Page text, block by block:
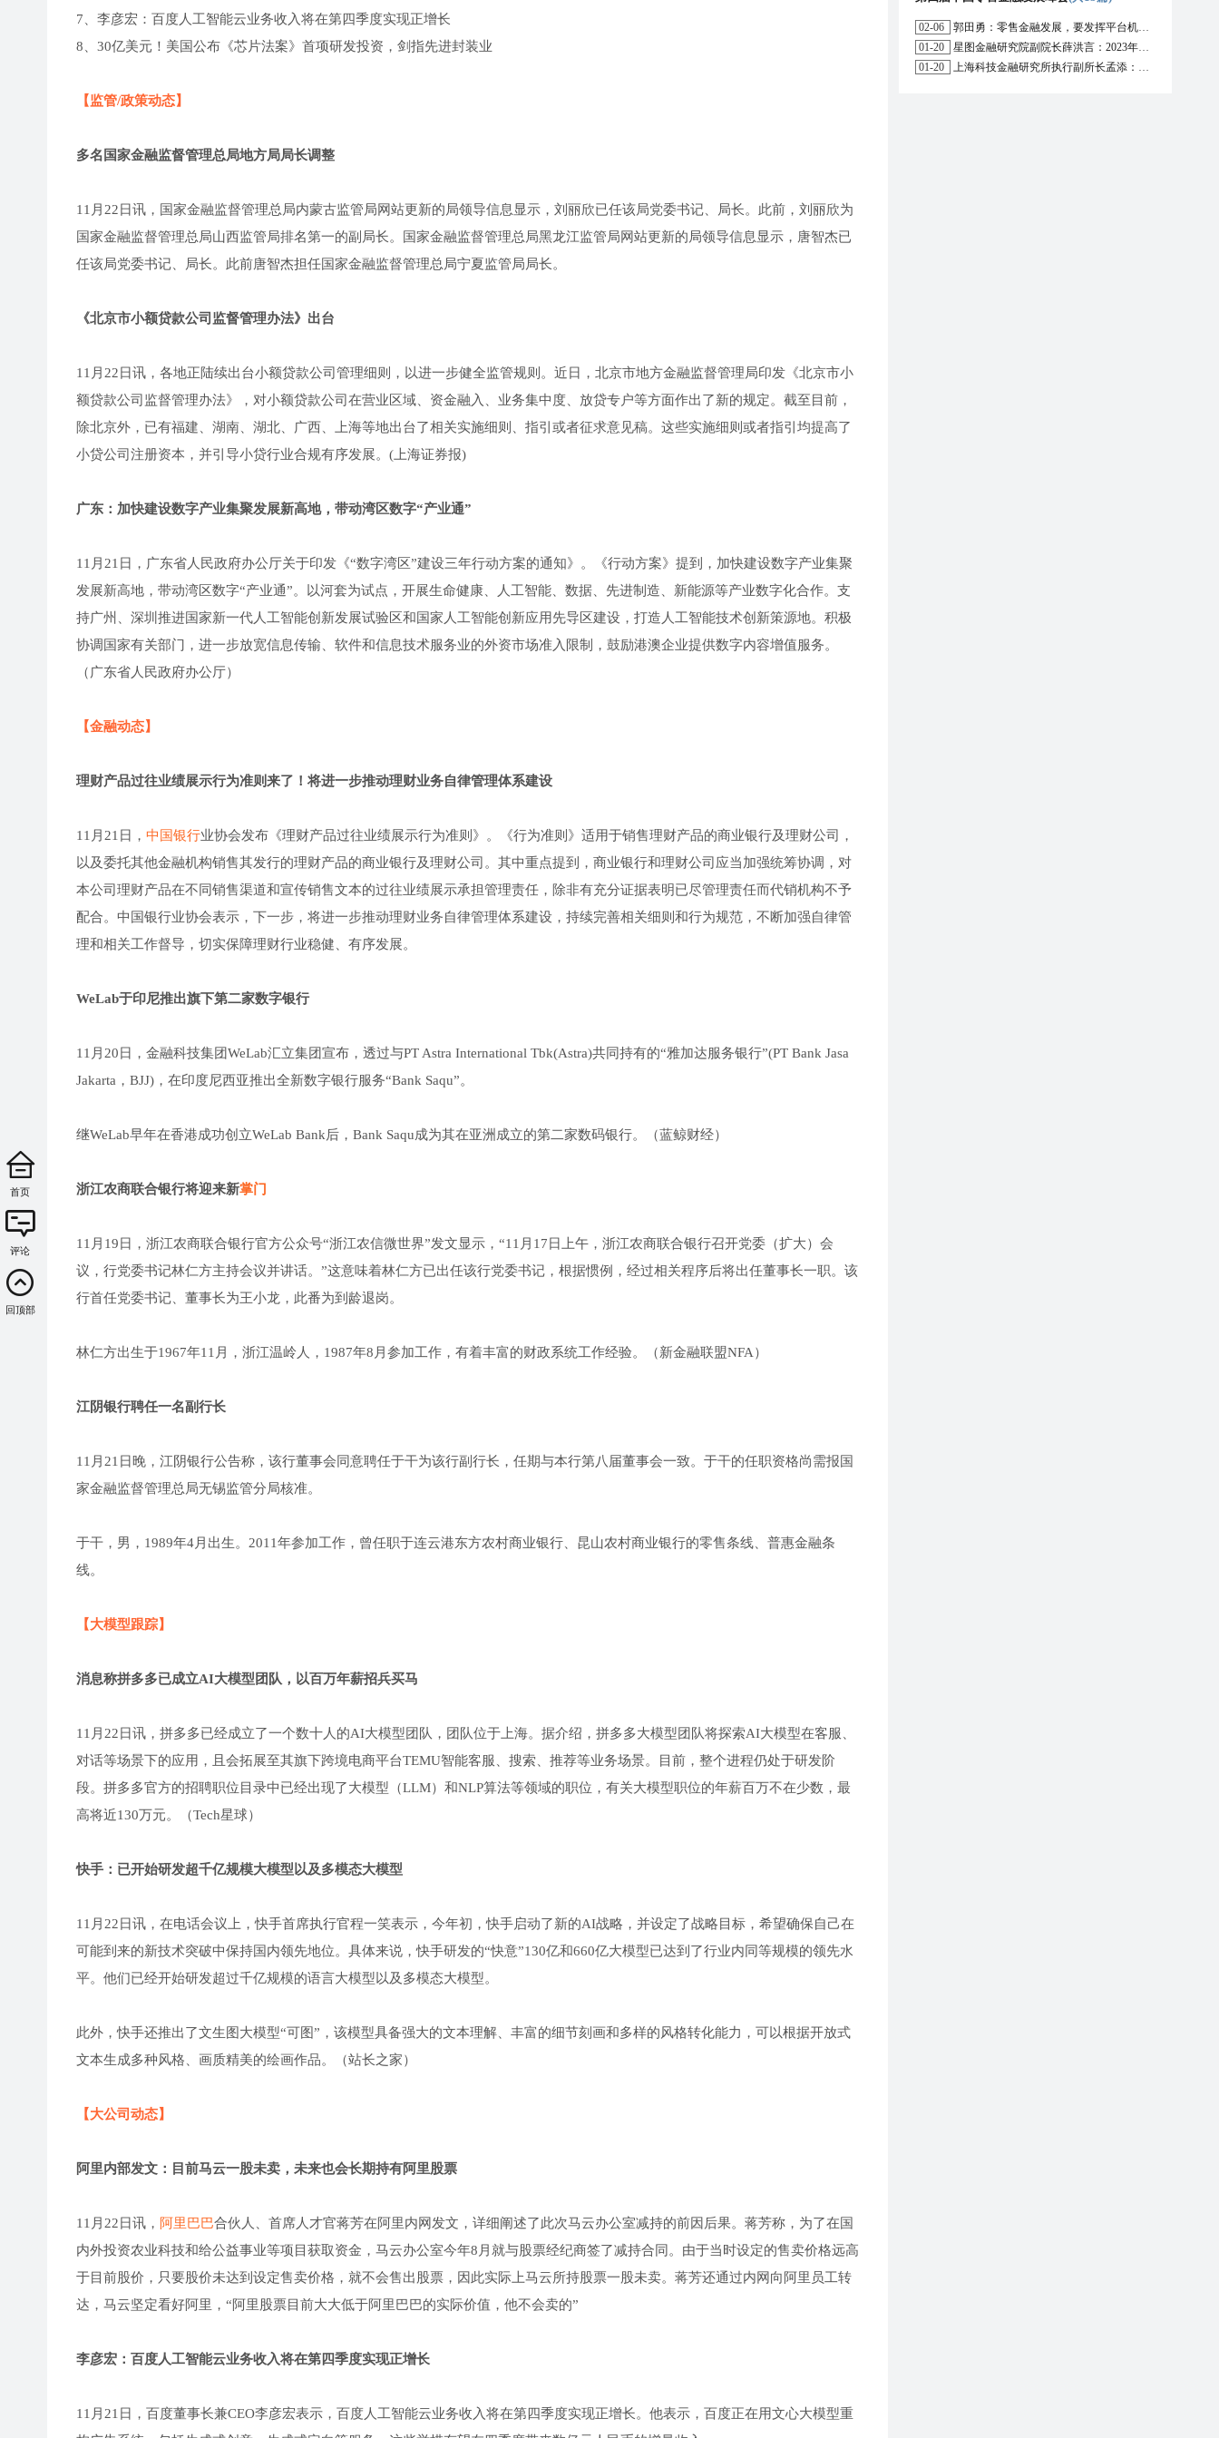
7、李彦宏：百度人工智能云业务收入将在第四季度实现正增长
8、30亿美元！美国公布《芯片法案》首项研发投资，剑指先进封装业
【监管/政策动态】
多名国家金融监督管理总局地方局局长调整
11月22日讯，国家金融监督管理总局内蒙古监管局网站更新的局领导信息显示，刘丽欣已任该局党委书记、局长。此前，刘丽欣为
国家金融监督管理总局山西监管局排名第一的副局长。国家金融监督管理总局黑龙江监管局网站更新的局领导信息显示，唐智杰已
任该局党委书记、局长。此前唐智杰担任国家金融监督管理总局宁夏监管局局长。
《北京市小额贷款公司监督管理办法》出台
11月22日讯，各地正陆续出台小额贷款公司管理细则，以进一步健全监管规则。近日，北京市地方金融监督管理局印发《北京市小
额贷款公司监督管理办法》，对小额贷款公司在营业区域、资金融入、业务集中度、放贷专户等方面作出了新的规定。截至目前，
除北京外，已有福建、湖南、湖北、广西、上海等地出台了相关实施细则、指引或者征求意见稿。这些实施细则或者指引均提高了
小贷公司注册资本，并引导小贷行业合规有序发展。(上海证券报)
广东：加快建设数字产业集聚发展新高地，带动湾区数字“产业通”
11月21日，广东省人民政府办公厅关于印发《“数字湾区”建设三年行动方案的通知》。《行动方案》提到，加快建设数字产业集聚
发展新高地，带动湾区数字“产业通”。以河套为试点，开展生命健康、人工智能、数据、先进制造、新能源等产业数字化合作。支
持广州、深圳推进国家新一代人工智能创新发展试验区和国家人工智能创新应用先导区建设，打造人工智能技术创新策源地。积极
协调国家有关部门，进一步放宽信息传输、软件和信息技术服务业的外资市场准入限制，鼓励港澳企业提供数字内容增值服务。
（广东省人民政府办公厅）
【金融动态】
理财产品过往业绩展示行为准则来了！将进一步推动理财业务自律管理体系建设
11月21日， 中国银行业协会发布《理财产品过往业绩展示行为准则》。《行为准则》适用于销售理财产品的商业银行及理财公司，
以及委托其他金融机构销售其发行的理财产品的商业银行及理财公司。其中重点提到，商业银行和理财公司应当加强统筹协调，对
本公司理财产品在不同销售渠道和宣传销售文本的过往业绩展示承担管理责任，除非有充分证据表明已尽管理责任而代销机构不予
配合。中国银行业协会表示，下一步，将进一步推动理财业务自律管理体系建设，持续完善相关细则和行为规范，不断加强自律管
理和相关工作督导，切实保障理财行业稳健、有序发展。
WeLab于印尼推出旗下第二家数字银行
11月20日，金融科技集团WeLab汇立集团宣布，透过与PT Astra International Tbk(Astra)共同持有的“雅加达服务银行”(PT Bank Jasa
Jakarta，BJJ)，在印度尼西亚推出全新数字银行服务“Bank Saqu”。
继WeLab早年在香港成功创立WeLab Bank后，Bank Saqu成为其在亚洲成立的第二家数码银行。（蓝鲸财经）
浙江农商联合银行将迎来新掌门
11月19日，浙江农商联合银行官方公众号“浙江农信微世界”发文显示，“11月17日上午，浙江农商联合银行召开党委（扩大）会
议，行党委书记林仁方主持会议并讲话。”这意味着林仁方已出任该行党委书记，根据惯例，经过相关程序后将出任董事长一职。该
行首任党委书记、董事长为王小龙，此番为到龄退岗。
林仁方出生于1967年11月，浙江温岭人，1987年8月参加工作，有着丰富的财政系统工作经验。（新金融联盟NFA）
江阴银行聘任一名副行长
11月21日晚，江阴银行公告称，该行董事会同意聘任于干为该行副行长，任期与本行第八届董事会一致。于干的任职资格尚需报国
家金融监督管理总局无锡监管分局核准。
于干，男，1989年4月出生。2011年参加工作，曾任职于连云港东方农村商业银行、昆山农村商业银行的零售条线、普惠金融条
线。
【大模型跟踪】
消息称拼多多已成立AI大模型团队，以百万年薪招兵买马
11月22日讯，拼多多已经成立了一个数十人的AI大模型团队，团队位于上海。据介绍，拼多多大模型团队将探索AI大模型在客服、
对话等场景下的应用，且会拓展至其旗下跨境电商平台TEMU智能客服、搜索、推荐等业务场景。目前，整个进程仍处于研发阶
段。拼多多官方的招聘职位目录中已经出现了大模型（LLM）和NLP算法等领域的职位，有关大模型职位的年薪百万不在少数，最
高将近130万元。（Tech星球）
快手：已开始研发超千亿规模大模型以及多模态大模型
11月22日讯，在电话会议上，快手首席执行官程一笑表示，今年初，快手启动了新的AI战略，并设定了战略目标，希望确保自己在
可能到来的新技术突破中保持国内领先地位。具体来说，快手研发的“快意”130亿和660亿大模型已达到了行业内同等规模的领先水
平。他们已经开始研发超过千亿规模的语言大模型以及多模态大模型。
此外，快手还推出了文生图大模型“可图”，该模型具备强大的文本理解、丰富的细节刻画和多样的风格转化能力，可以根据开放式
文本生成多种风格、画质精美的绘画作品。（站长之家）
【大公司动态】
阿里内部发文：目前马云一股未卖，未来也会长期持有阿里股票
11月22日讯， 阿里巴巴合伙人、首席人才官蒋芳在阿里内网发文，详细阐述了此次马云办公室减持的前因后果。蒋芳称，为了在国
内外投资农业科技和给公益事业等项目获取资金，马云办公室今年8月就与股票经纪商签了减持合同。由于当时设定的售卖价格远高
于目前股价，只要股价未达到设定售卖价格，就不会售出股票，因此实际上马云所持股票一股未卖。蒋芳还通过内网向阿里员工转
达，马云坚定看好阿里，“阿里股票目前大大低于阿里巴巴的实际价值，他不会卖的”
李彦宏：百度人工智能云业务收入将在第四季度实现正增长
11月21日，百度董事长兼CEO李彦宏表示，百度人工智能云业务收入将在第四季度实现正增长。他表示，百度正在用文心大模型重
02-06
郭田勇：零售金融发展，要发挥平台机构的作用
01-20
星图金融研究院副院长薛洪言：2023年消费信贷或迎来新起点
01-20
上海科技金融研究所执行副所长孟添：开放银行与嵌入式金融为数字普惠金融带来更大发展空间
首页
评论
回顶部